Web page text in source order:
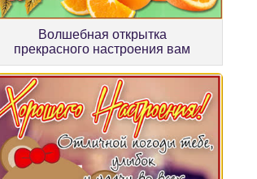
Волшебная открытка
прекрасного настроения вам